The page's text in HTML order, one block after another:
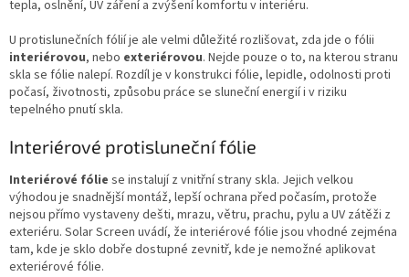
y
v
ý
p
u
tepla, oslnění, UV záření a zvýšení komfortu v interiéru.
U protislunečních fólií je ale velmi důležité rozlišovat, zda jde o fólii
interiérovou, nebo exteriérovou. Nejde pouze o to, na kterou stranu
skla se fólie nalepí. Rozdíl je v konstrukci fólie, lepidle, odolnosti proti
počasí, životnosti, způsobu práce se sluneční energií i v riziku
tepelného pnutí skla.
Interiérové protisluneční fólie
Interiérové fólie se instalují z vnitřní strany skla. Jejich velkou
výhodou je snadnější montáž, lepší ochrana před počasím, protože
nejsou přímo vystaveny dešti, mrazu, větru, prachu, pylu a UV zátěži z
exteriéru. Solar Screen uvádí, že interiérové fólie jsou vhodné zejména
tam, kde je sklo dobře dostupné zevnitř, kde je nemožné aplikovat
exteriérové fólie.